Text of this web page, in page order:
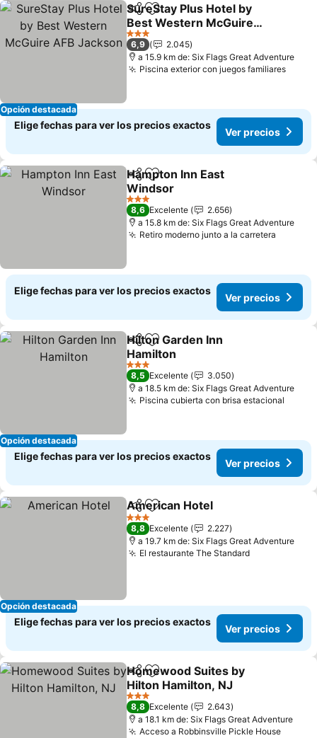
Opción destacada
CompartirAgregar a favoritos
SureStay Plus Hotel by
Best Western McGuire
AFB Jackson
3 Estrellas
6,9
2.045
a 15.9 km de: Six Flags Great Adventure
Piscina exterior con juegos familiares
Elige fechas para ver los precios exactos
Ver precios
CompartirAgregar a favoritos
Hampton Inn East
Windsor
3 Estrellas
8,6 Excelente
2.656
a 15.8 km de: Six Flags Great Adventure
Retiro moderno junto a la carretera
Elige fechas para ver los precios exactos
Ver precios
Opción destacada
CompartirAgregar a favoritos
Hilton Garden Inn
Hamilton
3 Estrellas
8,5 Excelente
3.050
a 18.5 km de: Six Flags Great Adventure
Piscina cubierta con brisa estacional
Elige fechas para ver los precios exactos
Ver precios
Opción destacada
CompartirAgregar a favoritos
American Hotel
3 Estrellas
8,8 Excelente
2.227
a 19.7 km de: Six Flags Great Adventure
El restaurante The Standard
Elige fechas para ver los precios exactos
Ver precios
CompartirAgregar a favoritos
Homewood Suites by
Hilton Hamilton, NJ
3 Estrellas
8,8 Excelente
2.643
a 18.1 km de: Six Flags Great Adventure
Acceso a Robbinsville Pickle House